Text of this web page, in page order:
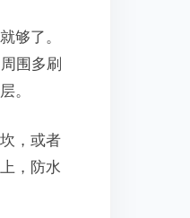
够了。
围多刷
。
，或者
，防水